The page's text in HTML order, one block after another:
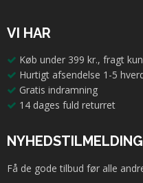
VI HAR
Køb under 399 kr., fragt
Hurtigt afsendelse 1-5
Gratis indramning
14 dages fuld returret
NYHEDSTILMELDING
Få de gode tilbud før alle